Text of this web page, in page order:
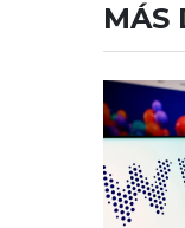
MÁS